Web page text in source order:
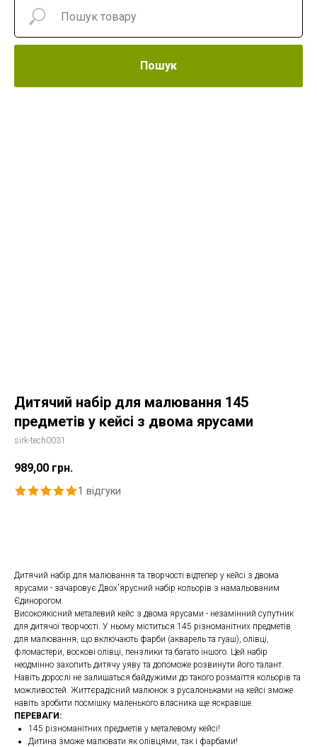
Пошук
Дитячий набір для малювання 145
предметів у кейсі з двома ярусами
sirk-tech0031
989,00 грн.
1 відгуки
Дитячий набір для малювання та творчості відтепер у кейсі з двома
ярусами - зачаровує Двох'ярусний набір кольорів з намальованим
Єдинорогом.
Високоякісний металевий кейс з двома ярусами - незамінний супутник
для дитячої творчості. У ньому міститься 145 різноманітних предметів
для малювання, що включають фарби (акварель та гуаш), олівці,
фломастери, воскові олівці, пензлики та багато іншого. Цей набір
неодмінно захопить дитячу уяву та допоможе розвинути його талант.
Навіть дорослі не залишаться байдужими до такого розмаїття кольорів та
можливостей. Життєрадісний малюнок з русалоньками на кейсі зможе
навіть зробити посмішку маленького власника ще яскравіше.
ПЕРЕВАГИ:
145 різноманітних предметів у металевому кейсі!
Дитина зможе малювати як олівцями, так і фарбами!